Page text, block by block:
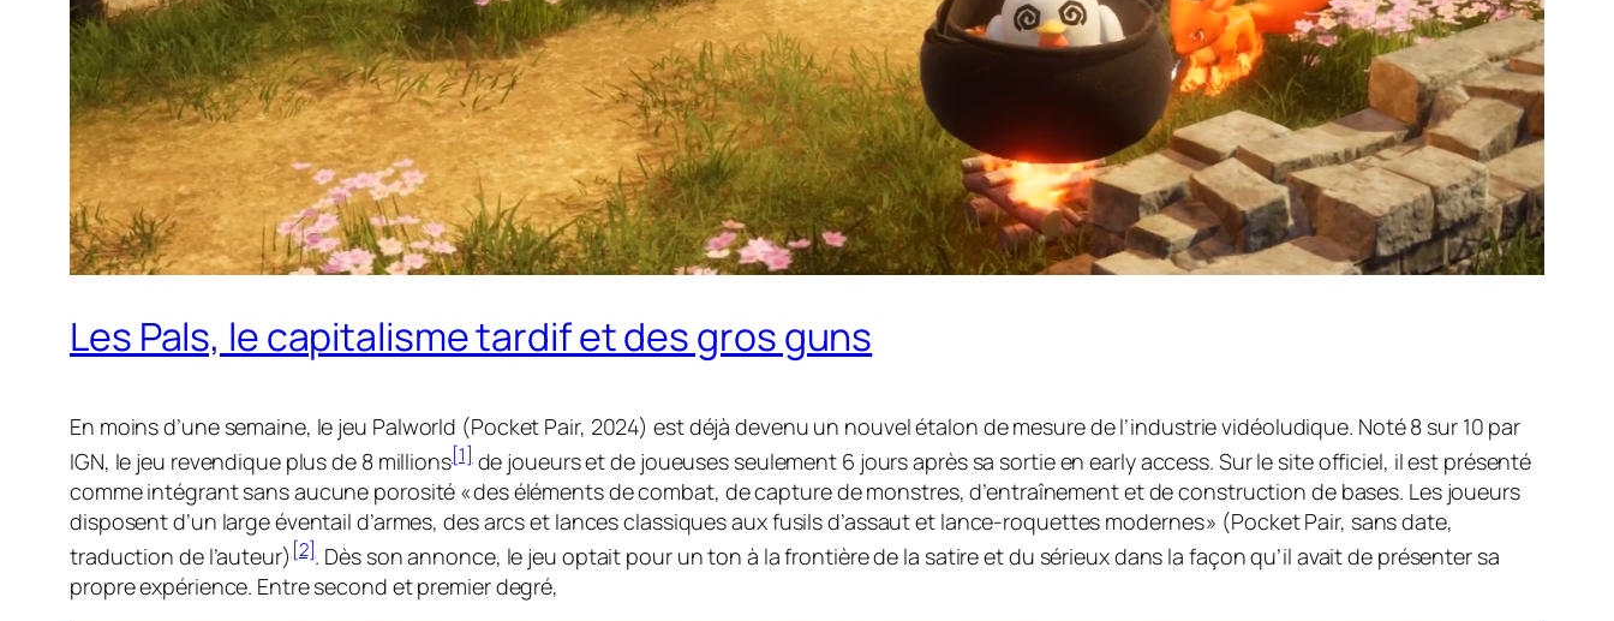
Les Pals, le capitalisme tardif et des gros guns
En moins d’une semaine, le jeu Palworld (Pocket Pair, 2024) est déjà devenu un nouvel étalon de mesure de l’industrie vidéoludique. Noté 8 sur 10 par
IGN, le jeu revendique plus de 8 millions[1]de joueurs et de joueuses seulement 6 jours après sa sortie enearly access. Sur le site officiel, il est présenté
comme intégrant sans aucune porosité « des éléments de combat, de capture de monstres, d’entraînement et de construction de bases. Les joueurs
disposent d’un large éventail d’armes, des arcs et lances classiques aux fusils d’assaut et lance-roquettes modernes » (Pocket Pair, sans date,
traduction de l’auteur)[2]. Dès son annonce, le jeu optait pour un ton à la frontière de la satire et du sérieux dans la façon qu’il avait de présenter sa
propre expérience. Entre second et premier degré,